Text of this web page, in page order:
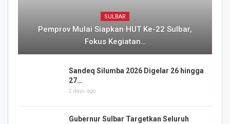
SULBAR
Pemprov Mulai Siapkan HUT Ke-22 Sulbar,
Fokus Kegiatan…
Sandeq Silumba 2026 Digelar 26 hingga
27…
2 days ago
Gubernur Sulbar Targetkan Seluruh